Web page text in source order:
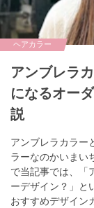
ヘアカラー
アンブレラ
になるオー
説
アンブレラカラー
ラーなのかいまい
で当記事では、「
ーデザイン？」と
おすすめデザイン